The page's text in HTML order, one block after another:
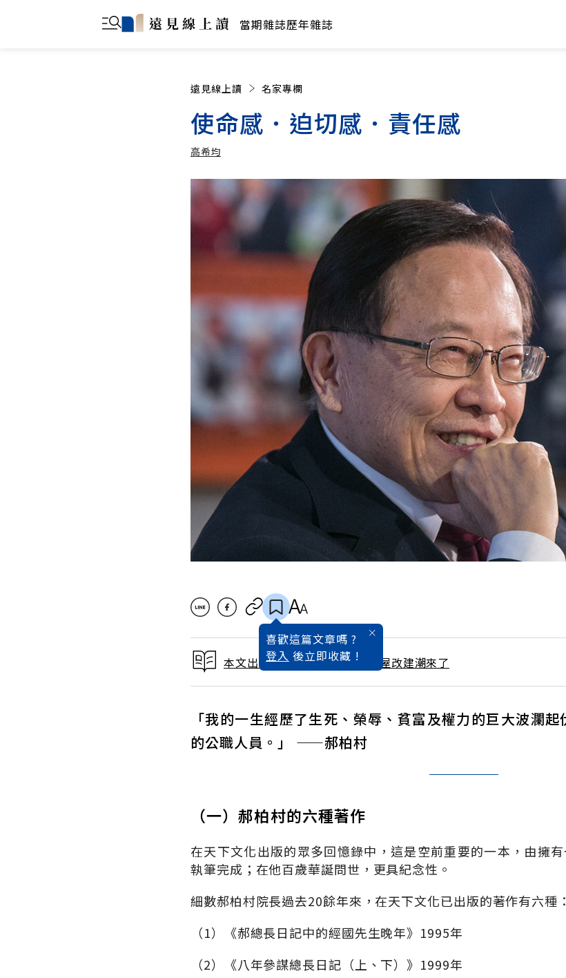
當期雜誌歷年雜誌
遠見線上讀 名家專欄
使命感．迫切感．責任感
高希均
高希均 加入追蹤
喜歡這篇文章嗎 ?
登入 後立即收藏 !
本文出自 2019 / 8月號雜誌 老屋改建潮來了
「我的一生經歷了生死、榮辱、貧富及權力的巨大波瀾
的公職人員。」 ——郝柏村
（一）郝柏村的六種著作
在天下文化出版的眾多回憶錄中，這是空前重要的一本，由擁
執筆完成；在他百歲華誕問世，更具紀念性。
細數郝柏村院長過去20餘年來，在天下文化已出版的著作有六種：
（1）《郝總長日記中的經國先生晚年》1995年
（2）《八年參謀總長日記（上、下）》1999年